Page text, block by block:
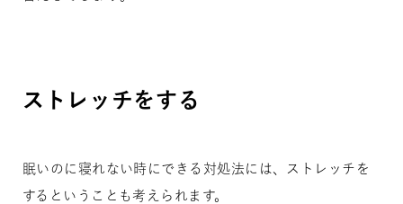
ストレッチをする
眠いのに寝れない時にできる対処法には、ストレッチを
するということも考えられます。